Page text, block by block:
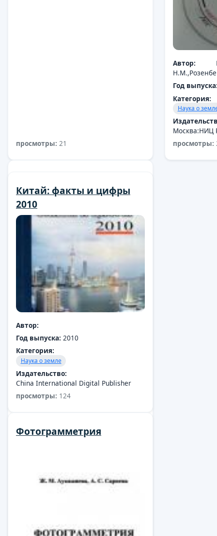
просмотры: 21
литература
Автор:
Aparo Ф.
Год выпуска:
Категория:
Наука о земле
Издательство:
Москва:НИЦ РХД 2000 г.
Автор:
Год
Категория:
Наука о
Москва:НИЦ
просмотры:
Китай: факты и цифры
2010
Автор:
Год выпуска: 2010
Категория:
Наука о земле
Издательство:
China International Digital Publisher
просмотры: 124
Фотограмметрия